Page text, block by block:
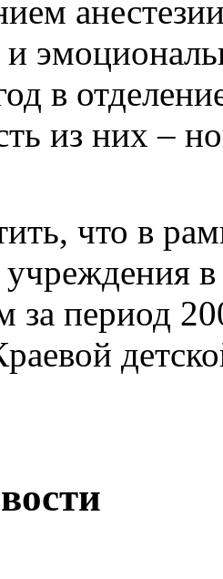
в
из них –
что в
за период